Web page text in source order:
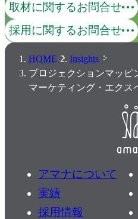
取材に関するお問合せ
採用に関するお問合せ
HOME
Insights
プロジェクションマッピ
マーケティング・エクス
アマナについて
実績
採用情報